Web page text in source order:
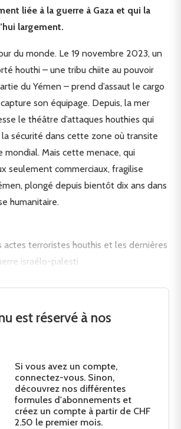
liée à la guerre à Gaza et qui la
largement.
du monde. Le 19 novembre 2023, un
houthi – une tribu chiite au pouvoir
du Yémen – prend d’assaut le cargo
son équipage. Depuis, la mer
le théâtre d’attaques houthies qui
sécurité dans cette zone où transite
mondial. Mais cette menace, qui
seulement commerciaux, fragilise
plongé depuis bientôt dix ans dans
humanitaire.
actes terroristes houthis et les dernières
israélo-palesti
est réservé à nos
Si vous avez un compte,
connectez-vous. Sinon,
découvrez nos différentes
formules d'abonnements et
créez un compte à partir de CHF
2.50 le premier mois.